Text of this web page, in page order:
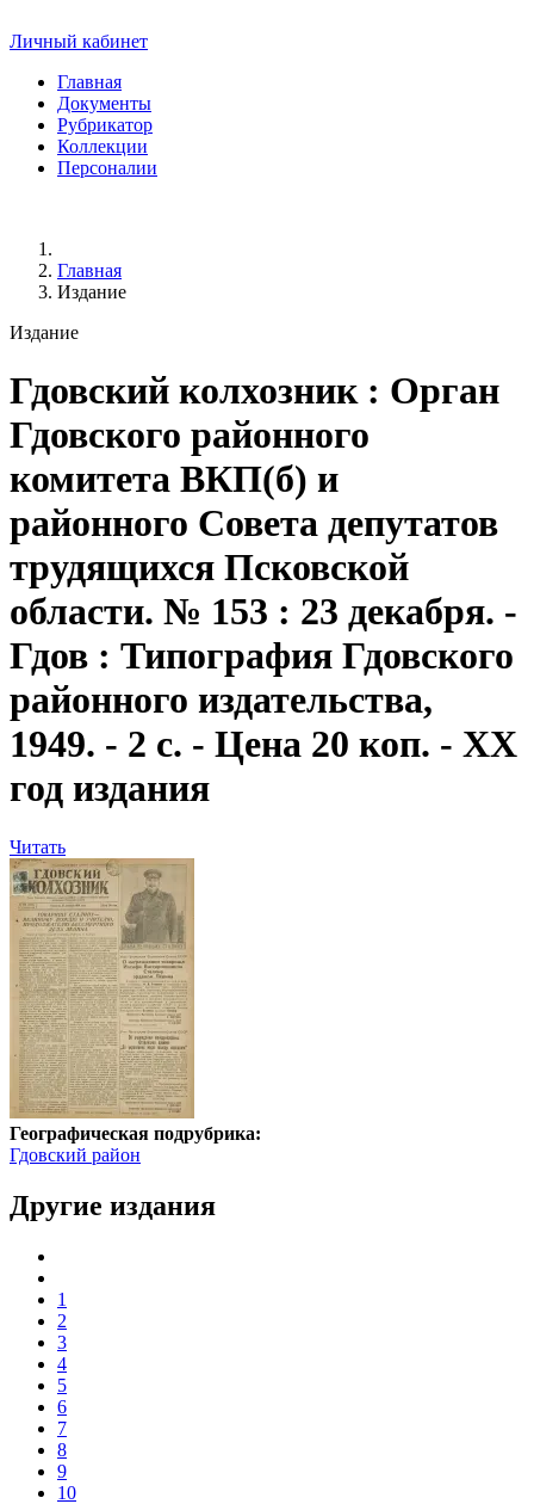
Личный кабинет
Главная
Документы
Рубрикатор
Коллекции
Персоналии
Главная
Издание
Издание
Гдовский колхозник: Орган
Гдовского районного
комитета ВКП(б) и
районного Совета депутатов
трудящихся Псковской
области. № 153 : 23 декабря. -
Гдов : Типография Гдовского
районного издательства,
1949. - 2 с. - Цена 20 коп. - XX
год издания
Читать
Географическая подрубрика:
Гдовский район
Другие издания
1
2
3
4
5
6
7
8
9
10